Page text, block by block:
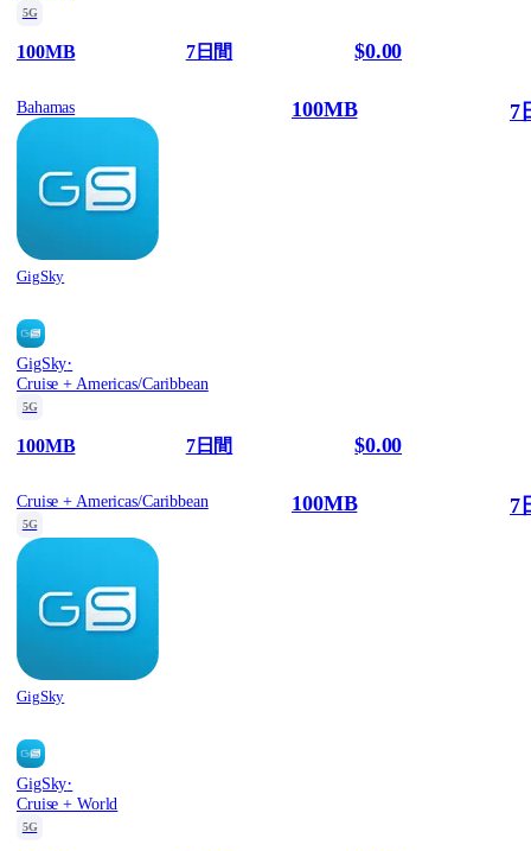
5G
100MB 7日間 $0.00
Bahamas
GigSky
100MB 7
GigSky·
Cruise + Americas/Caribbean
5G
100MB 7日間 $0.00
Cruise + Americas/Caribbean
5G
GigSky
100MB 7
GigSky·
Cruise + World
5G